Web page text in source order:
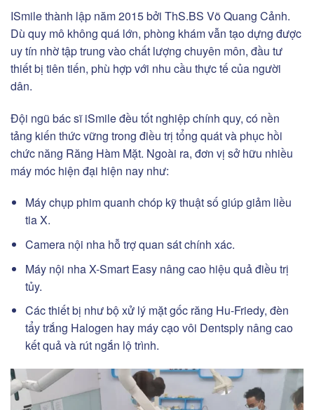
ISmile thành lập năm 2015 bởi ThS.BS Võ Quang Cảnh.
Dù quy mô không quá lớn, phòng khám vẫn tạo dựng được
uy tín nhờ tập trung vào chất lượng chuyên môn, đầu tư
thiết bị tiên tiến, phù hợp với nhu cầu thực tế của người
dân.
Đội ngũ bác sĩ iSmile đều tốt nghiệp chính quy, có nền
tảng kiến thức vững trong điều trị tổng quát và phục hồi
chức năng Răng Hàm Mặt. Ngoài ra, đơn vị sở hữu nhiều
máy móc hiện đại hiện nay như:
Máy chụp phim quanh chóp kỹ thuật số giúp giảm liều
tia X.
Camera nội nha hỗ trợ quan sát chính xác.
Máy nội nha X-Smart Easy nâng cao hiệu quả điều trị
tủy.
Các thiết bị như bộ xử lý mặt gốc răng Hu-Friedy, đèn
tẩy trắng Halogen hay máy cạo vôi Dentsply nâng cao
kết quả và rút ngắn lộ trình.